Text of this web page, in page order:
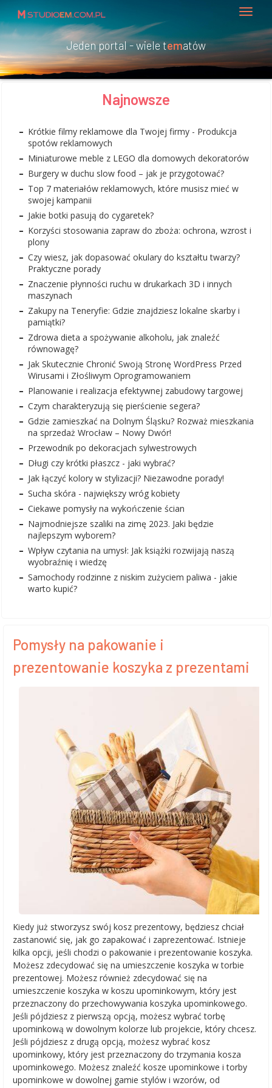
Jeden portal - wiele tematów
Najnowsze
Krótkie filmy reklamowe dla Twojej firmy - Produkcja
spotów reklamowych
Miniaturowe meble z LEGO dla domowych dekoratorów
Burgery w duchu slow food – jak je przygotować?
Top 7 materiałów reklamowych, które musisz mieć w
swojej kampanii
Jakie botki pasują do cygaretek?
Korzyści stosowania zapraw do zboża: ochrona, wzrost i
plony
Czy wiesz, jak dopasować okulary do kształtu twarzy?
Praktyczne porady
Znaczenie płynności ruchu w drukarkach 3D i innych
maszynach
Zakupy na Teneryfie: Gdzie znajdziesz lokalne skarby i
pamiątki?
Zdrowa dieta a spożywanie alkoholu, jak znaleźć
równowagę?
Jak Skutecznie Chronić Swoją Stronę WordPress Przed
Wirusami i Złośliwym Oprogramowaniem
Planowanie i realizacja efektywnej zabudowy targowej
Czym charakteryzują się pierścienie segera?
Gdzie zamieszkać na Dolnym Śląsku? Rozważ mieszkania
na sprzedaż Wrocław – Nowy Dwór!
Przewodnik po dekoracjach sylwestrowych
Długi czy krótki płaszcz - jaki wybrać?
Jak łączyć kolory w stylizacji? Niezawodne porady!
Sucha skóra - największy wróg kobiety
Ciekawe pomysły na wykończenie ścian
Najmodniejsze szaliki na zimę 2023. Jaki będzie
najlepszym wyborem?
Wpływ czytania na umysł: Jak książki rozwijają naszą
wyobraźnię i wiedzę
Samochody rodzinne z niskim zużyciem paliwa - jakie
warto kupić?
Pomysły na pakowanie i
prezentowanie koszyka z prezentami
Kiedy już stworzysz swój kosz prezentowy, będziesz chciał
zastanowić się, jak go zapakować i zaprezentować. Istnieje
kilka opcji, jeśli chodzi o pakowanie i prezentowanie koszyka.
Możesz zdecydować się na umieszczenie koszyka w torbie
prezentowej. Możesz również zdecydować się na
umieszczenie koszyka w koszu upominkowym, który jest
przeznaczony do przechowywania koszyka upominkowego.
Jeśli pójdziesz z pierwszą opcją, możesz wybrać torbę
upominkową w dowolnym kolorze lub projekcie, który chcesz.
Jeśli pójdziesz z drugą opcją, możesz wybrać kosz
upominkowy, który jest przeznaczony do trzymania kosza
upominkowego. Możesz znaleźć kosze upominkowe i torby
upominkowe w dowolnej gamie stylów i wzorów, od